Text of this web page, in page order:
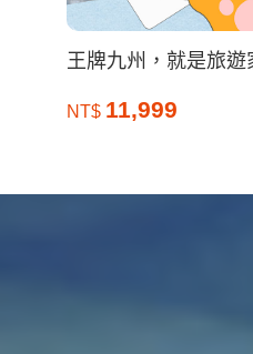
王牌九州，就是旅遊
NT$ 11,999